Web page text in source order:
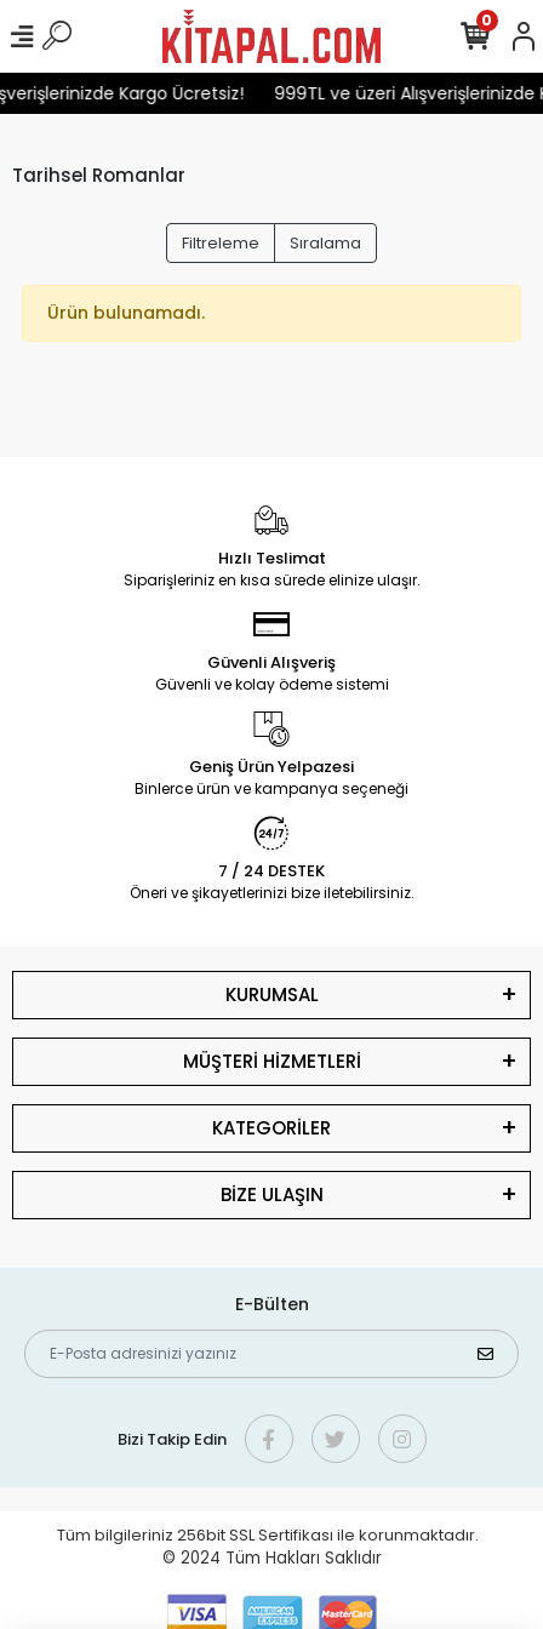
Kargo Ücretsiz! 999TL ve üzeri Alışverişlerinizde
0
Tarihsel Romanlar
Filtreleme Sıralama
Ürün bulunamadı.
Hızlı Teslimat
Siparişleriniz en kısa sürede elinize ulaşır.
Güvenli Alışveriş
Güvenli ve kolay ödeme sistemi
Geniş Ürün Yelpazesi
Binlerce ürün ve kampanya seçeneği
7 / 24 DESTEK
Öneri ve şikayetlerinizi bize iletebilirsiniz.
KURUMSAL
MÜŞTERİ HİZMETLERİ
KATEGORİLER
BİZE ULAŞIN
E-Bülten
Bizi Takip Edin
Tüm bilgileriniz 256bit SSL Sertifikası ile korunmaktadır.
© 2024 Tüm Hakları Saklıdır